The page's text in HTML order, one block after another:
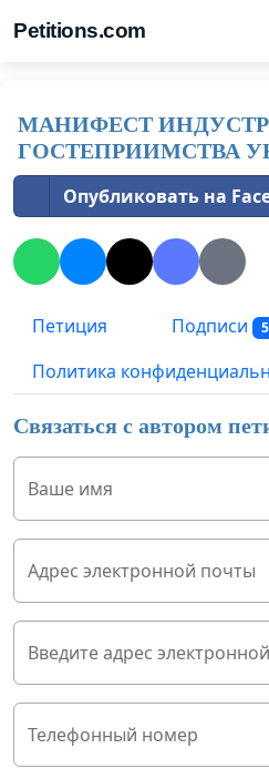
Petitions.com
МАНИФЕСТ
ГОСТЕПРИИМСТВА
Опубликовать на
Петиция Подписи
Политика
Связаться с автором
Ваше имя
Адрес электронной почты
Введите адрес
Телефонный номер